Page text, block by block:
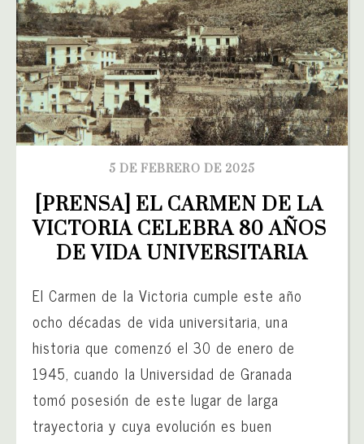
5 DE FEBRERO DE 2025
[PRENSA] EL CARMEN DE LA
VICTORIA CELEBRA 80 AÑOS
DE VIDA UNIVERSITARIA
El Carmen de la Victoria cumple este año
ocho décadas de vida universitaria, una
historia que comenzó el 30 de enero de
1945, cuando la Universidad de Granada
tomó posesión de este lugar de larga
trayectoria y cuya evolución es buen